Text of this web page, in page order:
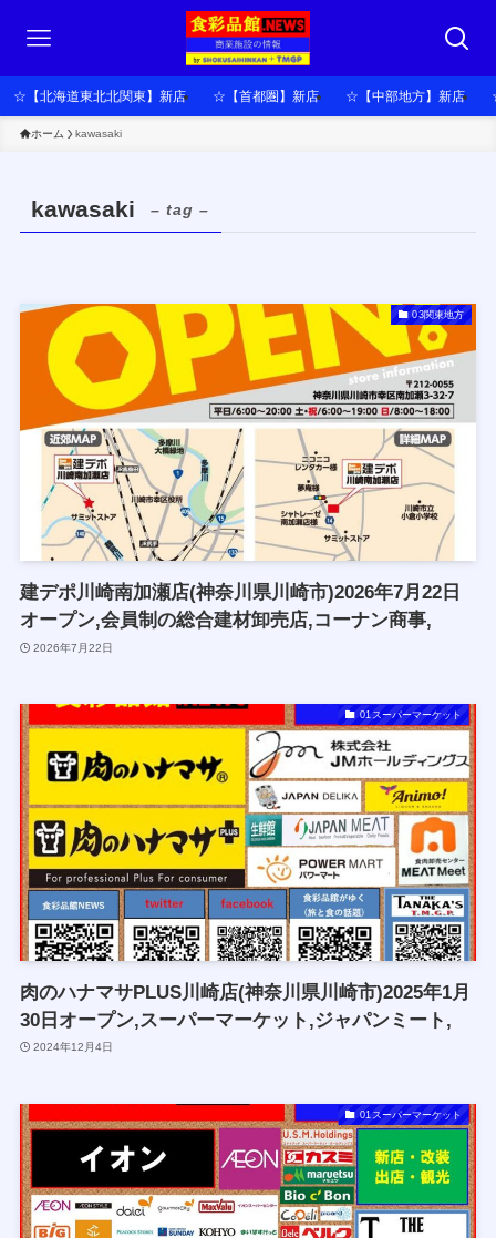
☆【北海道東北北関東】新店 ☆【首都圏】新店 ☆【中部地方】新店
ホーム kawasaki
kawasaki – tag –
03関東地方
建デポ川崎南加瀬店(神奈川県川崎市)2026年7月22日
オープン,会員制の総合建材卸売店,コーナン商事,
2026年7月22日
01スーパーマーケット
肉のハナマサPLUS川崎店(神奈川県川崎市)2025年1月
30日オープン,スーパーマーケット,ジャパンミート,
2024年12月4日
01スーパーマーケット